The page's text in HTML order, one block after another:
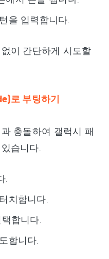
을 입력합니다.
이 간단하게 시도할
로 부팅하기
충돌하여 갤럭시 패
습니다.
.
치합니다.
합니다.
합니다.